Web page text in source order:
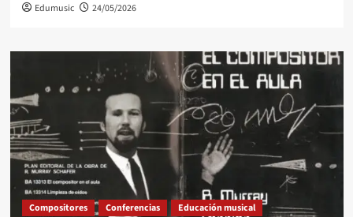
Edumusic 24/05/2026
Compositores Conferencias
Educación musical